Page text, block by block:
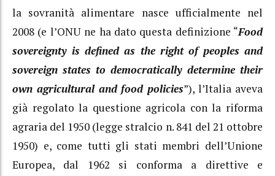
la sovranità alimentare nasce ufficialmente nel
2008 (e l’ONU ne ha dato questa definizione “Food
sovereignty is defined as the right of peoples and
sovereign states to democratically determine their
own agricultural and food policies”), l’Italia aveva
già regolato la questione agricola con la riforma
agraria del 1950 (legge stralcio n. 841 del 21 ottobre
1950) e, come tutti gli stati membri dell’Unione
Europea, dal 1962 si conforma a direttive e